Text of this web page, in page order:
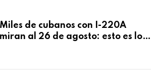
Miles de cubanos con I-220A
miran al 26 de agosto: esto es lo